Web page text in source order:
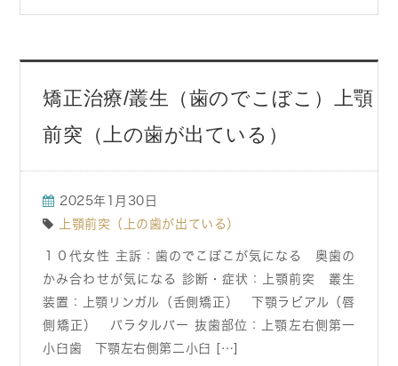
矯正治療/叢生（歯のでこぼこ）上顎
前突（上の歯が出ている）
2025年1月30日
上顎前突（上の歯が出ている）
１０代女性 主訴：歯のでこぼこが気になる 奥歯の
かみ合わせが気になる 診断・症状：上顎前突 叢生
装置：上顎リンガル（舌側矯正） 下顎ラビアル（唇
側矯正） パラタルバー 抜歯部位：上顎左右側第一
小臼歯 下顎左右側第二小臼 […]